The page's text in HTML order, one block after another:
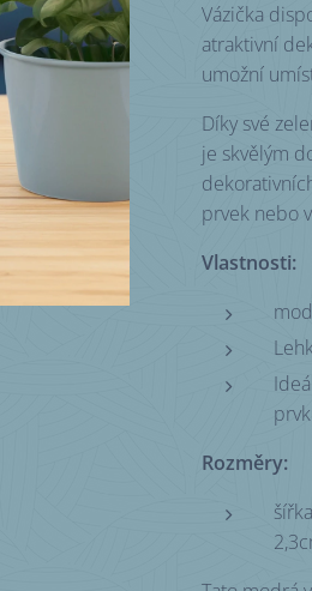
Vázička
atraktivní
umožní
Díky své
je skvělým
prvek nebo
Vlastnosti:
Rozměry: